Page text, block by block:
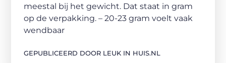
meestal bij het gewicht. Dat staat in gram
op de verpakking. – 20-23 gram voelt vaak
wendbaar
GEPUBLICEERD DOOR LEUK IN HUIS.NL